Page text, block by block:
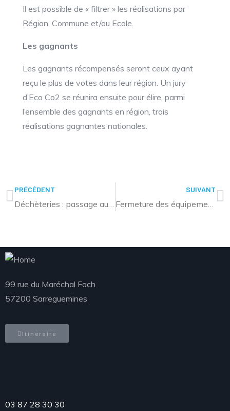
Il est possible de « filtrer » les réalisations par
Région, Commune et/ou Ecole.
Les gagnants
Les gagnants récompensés seront ceux ayant
reçu le plus de votes dans leur région. Un jury
d’Eco Co2 se réunira ensuite pour élire, parmi
l’ensemble des gagnants en région, trois
réalisations gagnantes nationales.
PRÉCÉDENT
Déchèteries : passage aux horaires d’été
SUIVANT
Fermeture des équipements aquatiques de l’Agglo pour Pâques
99 rue du Maréchal Foch
57200 Sarreguemines
Itinéraire
03 87 28 30 30